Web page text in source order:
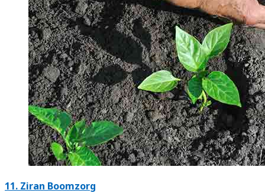
11. Ziran Boomzorg